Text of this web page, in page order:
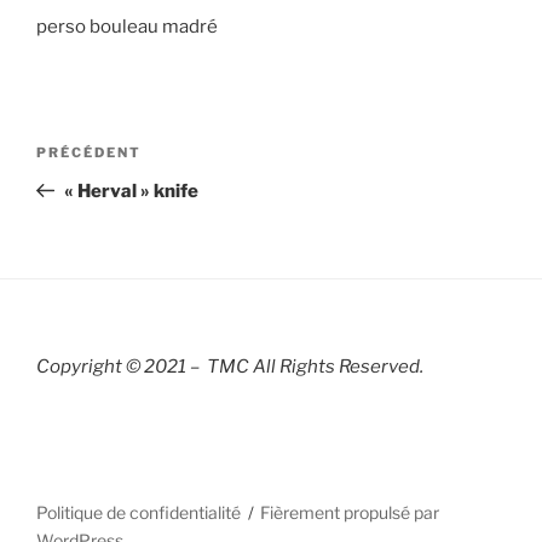
perso bouleau madré
Navigation
l’article
Article
précédent
PRÉCÉDENT
« Herval » knife
Copyright © 2021 – TMC All Rights Reserved.
Politique de confidentialité
Fièrement propulsé par